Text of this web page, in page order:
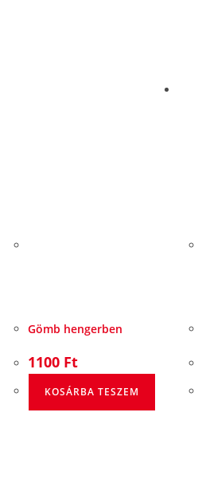
Gömb hengerben
1100 Ft
KOSÁRBA TESZEM